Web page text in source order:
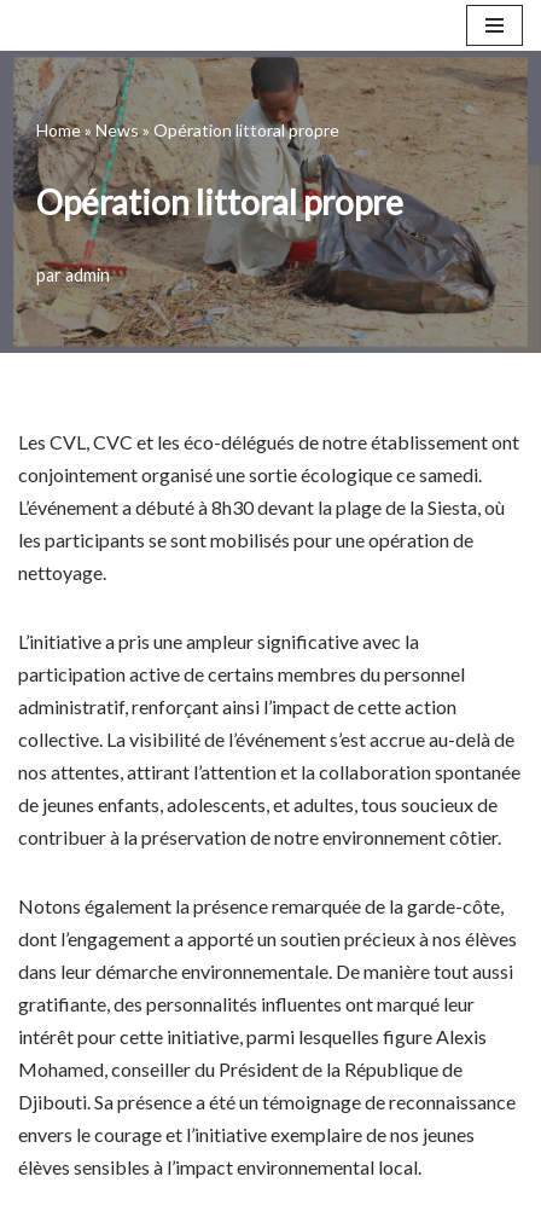
Aller
au
contenu
Home»News» Opération littoral propre
Opération littoral propre
paradmin
Les CVL, CVC et les éco-délégués de notre établissement ont
conjointement organisé une sortie écologique ce samedi.
L’événement a débuté à 8h30 devant la plage de la Siesta, où
les participants se sont mobilisés pour une opération de
nettoyage.
L’initiative a pris une ampleur significative avec la
participation active de certains membres du personnel
administratif, renforçant ainsi l’impact de cette action
collective. La visibilité de l’événement s’est accrue au-delà de
nos attentes, attirant l’attention et la collaboration spontanée
de jeunes enfants, adolescents, et adultes, tous soucieux de
contribuer à la préservation de notre environnement côtier.
Notons également la présence remarquée de la garde-côte,
dont l’engagement a apporté un soutien précieux à nos élèves
dans leur démarche environnementale. De manière tout aussi
gratifiante, des personnalités influentes ont marqué leur
intérêt pour cette initiative, parmi lesquelles figure Alexis
Mohamed, conseiller du Président de la République de
Djibouti. Sa présence a été un témoignage de reconnaissance
envers le courage et l’initiative exemplaire de nos jeunes
élèves sensibles à l’impact environnemental local.